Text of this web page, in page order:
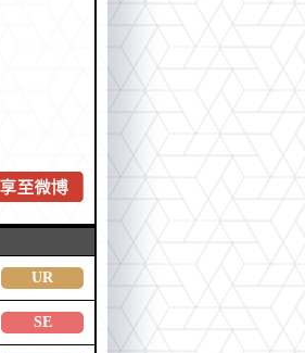
UR
SE